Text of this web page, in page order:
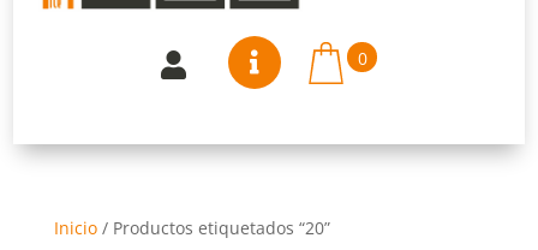
  0
Inicio/ Productos etiquetados “20”